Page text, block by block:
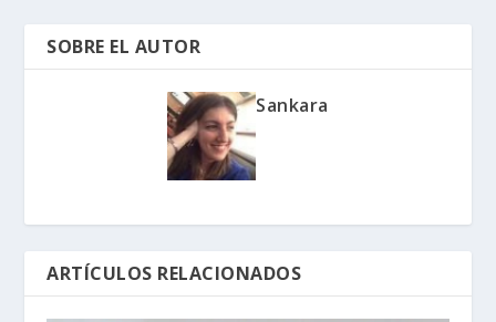
SOBRE EL AUTOR
Sankara
ARTÍCULOS RELACIONADOS